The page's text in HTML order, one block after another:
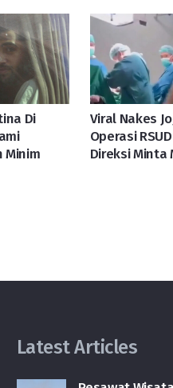
Di
Minim
Viral Nakes
Operasi
Direksi Minta
Latest Articles